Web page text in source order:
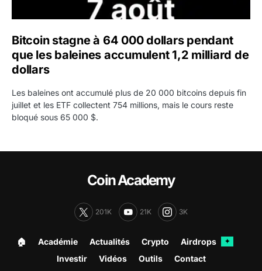
Bitcoin stagne à 64 000 dollars pendant
que les baleines accumulent 1,2 milliard de
dollars
Les baleines ont accumulé plus de 20 000 bitcoins depuis fin
juillet et les ETF collectent 754 millions, mais le cours reste
bloqué sous 65 000 $.
Coin Academy
201K 21K 3K
🏠︎ Académie Actualités Crypto Airdrops ✦
Investir Vidéos Outils Contact